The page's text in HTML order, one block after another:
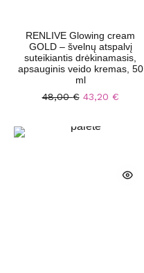
RENLIVE Glowing cream
GOLD – švelnų atspalvį
suteikiantis drėkinamasis,
apsauginis veido kremas, 50
ml
48,00€ 43,20 €